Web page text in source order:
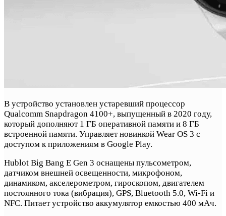
В устройство установлен устаревший процессор
Qualcomm Snapdragon 4100+, выпущенный в 2020 году,
который дополняют 1 ГБ оперативной памяти и 8 ГБ
встроенной памяти. Управляет новинкой Wear OS 3 с
доступом к приложениям в Google Play.
Hublot Big Bang E Gen 3 оснащены пульсометром,
датчиком внешней освещенности, микрофоном,
динамиком, акселерометром, гироскопом, двигателем
постоянного тока (вибрация), GPS, Bluetooth 5.0, Wi-Fi и
NFC. Питает устройство аккумулятор емкостью 400 мАч.